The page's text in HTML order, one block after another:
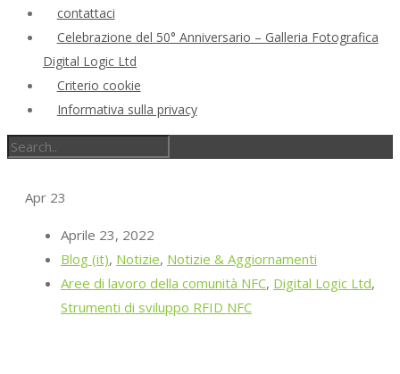
contattaci
Celebrazione del 50° Anniversario – Galleria Fotografica
Digital Logic Ltd
Criterio cookie
Informativa sulla privacy
Apr 23
Aprile 23, 2022
Blog (it), Notizie, Notizie & Aggiornamenti
Aree di lavoro della comunità NFC, Digital Logic Ltd,
Strumenti di sviluppo RFID NFC